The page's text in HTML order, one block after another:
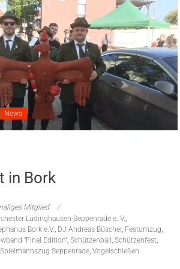
News
in Bork
Mitglied
Lüdinghausen-Seppenrade e. V.
Bork e.V. DJ Andreas Büscher, Festumzug
"Final Edition" ,Schützenball ,Schützenfest
,Spielmannszug Seppenrade ,Vogelschießen